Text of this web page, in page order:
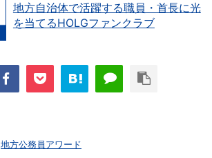
地方自治体で活躍する職員・首長に光
を当てるHOLGファンクラブ
地方公務員アワード